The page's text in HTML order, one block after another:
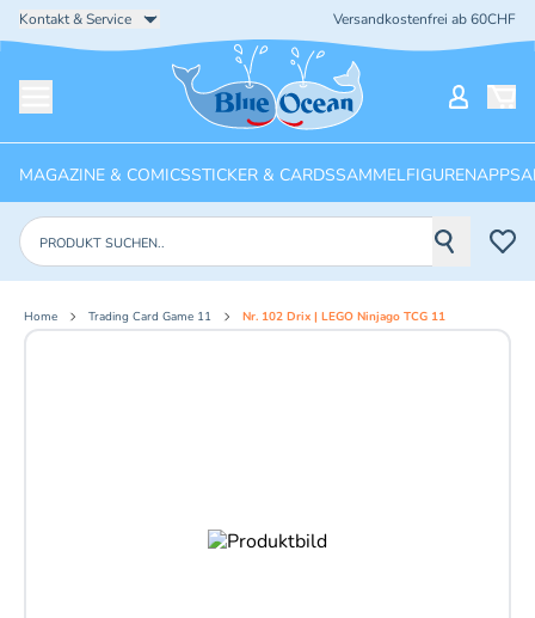
Kontakt & Service Versandkostenfrei ab 60CHF
Startseite
MAGAZINE & COMICSSTICKER & CARDSSAMMELFIGURENAPPS
Produkte suchen
Home Trading Card Game 11 Nr. 102 Drix | LEGO Ninjago TCG 11